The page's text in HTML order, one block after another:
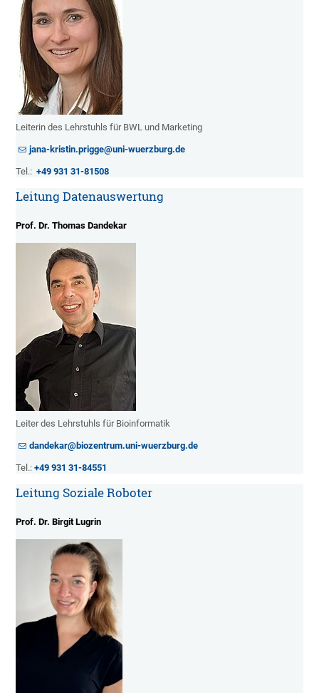
Leiterin des Lehrstuhls für BWL und Marketing
jana-kristin.prigge@uni-wuerzburg.de
Tel.:+49 931 31-81508
Leitung Datenauswertung
Prof. Dr. Thomas Dandekar
Leiter des Lehrstuhls für Bioinformatik
dandekar@biozentrum.uni-wuerzburg.de
Tel.:+49 931 31-84551
Leitung Soziale Roboter
Prof. Dr. Birgit Lugrin